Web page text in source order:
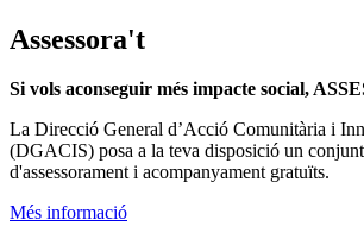
Assessora't
Si vols aconseguir més impacte social,
La Direcció General d’Acció Comunitària i
(DGACIS) posa a la teva disposició un
d'assessorament i acompanyament gratuïts.
Més informació